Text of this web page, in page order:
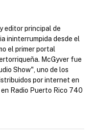
editor principal de
ininterrumpida desde el
el primer portal
McGyver fue
Show", uno de los
por internet en
Radio Puerto Rico 740